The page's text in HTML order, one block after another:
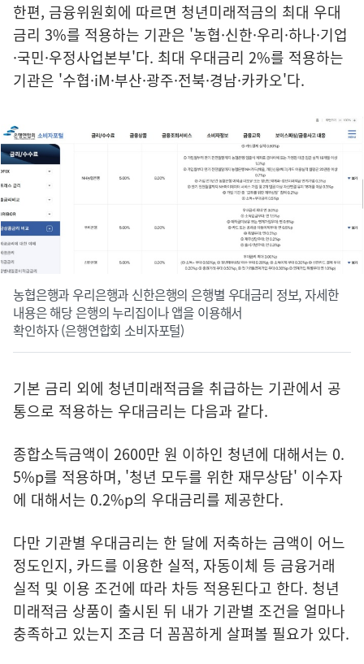
한편, 금융위원회에 따르면 청년미래적금의 최대 우대
금리 3%를 적용하는 기관은 '농협·신한·우리·하나·기업
·국민·우정사업본부'다. 최대 우대금리 2%를 적용하는
기관은 '수협·iM·부산·광주·전북·경남·카카오'다.
농협은행과 우리은행과 신한은행의 은행별 우대금리 정보, 자세한
내용은 해당 은행의 누리집이나 앱을 이용해서
확인하자 (은행연합회 소비자포털)
기본 금리 외에 청년미래적금을 취급하는 기관에서 공
통으로 적용하는 우대금리는 다음과 같다.
종합소득금액이 2600만 원 이하인 청년에 대해서는 0.
5%p를 적용하며, '청년 모두를 위한 재무상담' 이수자
에 대해서는 0.2%p의 우대금리를 제공한다.
다만 기관별 우대금리는 한 달에 저축하는 금액이 어느
정도인지, 카드를 이용한 실적, 자동이체 등 금융거래
실적 및 이용 조건에 따라 차등 적용된다고 한다. 청년
미래적금 상품이 출시된 뒤 내가 기관별 조건을 얼마나
충족하고 있는지 조금 더 꼼꼼하게 살펴볼 필요가 있다.